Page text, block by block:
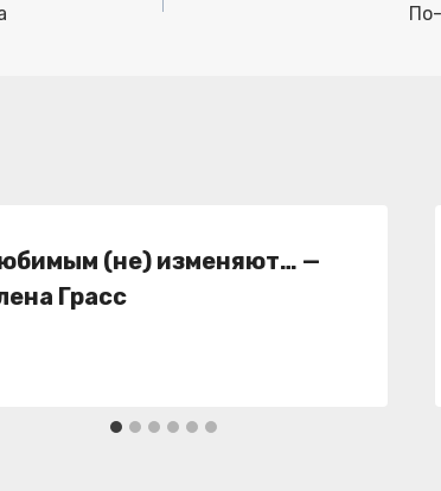
(не) изменяют… —
Грасс